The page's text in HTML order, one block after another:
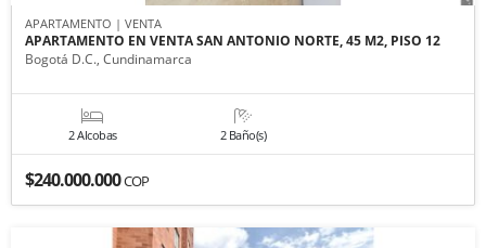
APARTAMENTO | VENTA
APARTAMENTO EN VENTA SAN ANTONIO NORTE, 45 M2, PISO 12
Bogotá D.C., Cundinamarca
2 Alcobas 2 Baño(s)
$240.000.000COP